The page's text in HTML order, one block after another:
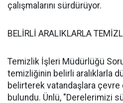
çalışmalarını sürdürüyor.
BELİRLİ ARALIKLARLA
Temizlik İşleri Müdürlüğü
temizliğinin belirli aralıklarla
belirterek vatandaşlara çevre
bulundu. Ünlü, "Derelerimizi